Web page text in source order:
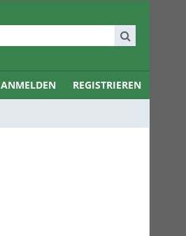
ANMELDEN REGISTRIEREN